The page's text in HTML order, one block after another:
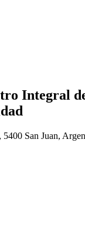
Integral
San Juan,